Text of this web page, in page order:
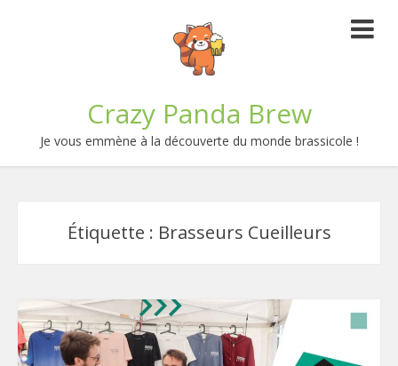
Crazy Panda Brew
Je vous emmène à la découverte du monde brassicole !
Étiquette : Brasseurs Cueilleurs